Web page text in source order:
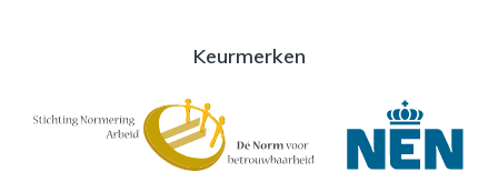
Keurmerken